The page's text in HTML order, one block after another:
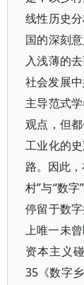
线性历史
国的深刻
入浅薄的
社会发展
主导范式
观点，但
工业化的
路。因此
村”与“数
停留于数
上唯一未
资本主义
35《数字